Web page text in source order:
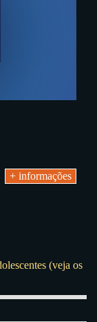
+ informações
(veja os